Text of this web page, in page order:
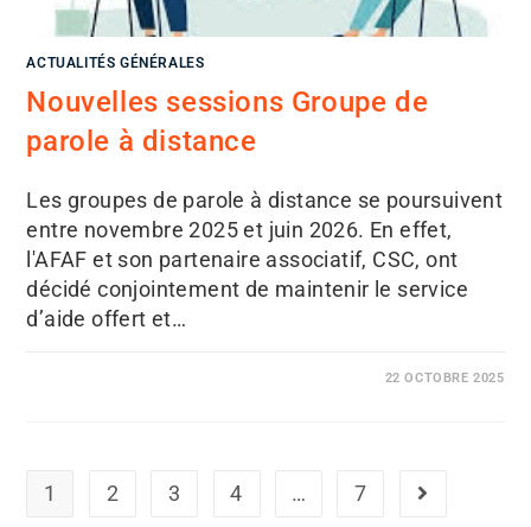
ACTUALITÉS GÉNÉRALES
Nouvelles sessions Groupe de
parole à distance
Les groupes de parole à distance se poursuivent
entre novembre 2025 et juin 2026. En effet,
l'AFAF et son partenaire associatif, CSC, ont
décidé conjointement de maintenir le service
d’aide offert et…
22 OCTOBRE 2025
1 2 3 4 … 7